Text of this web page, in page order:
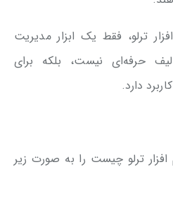
ترلو، فقط یک ابزار مدیریت
حرفه‌ای نیست، بلکه برای
دارد.
افزار ترلو چیست را به صورت زیر